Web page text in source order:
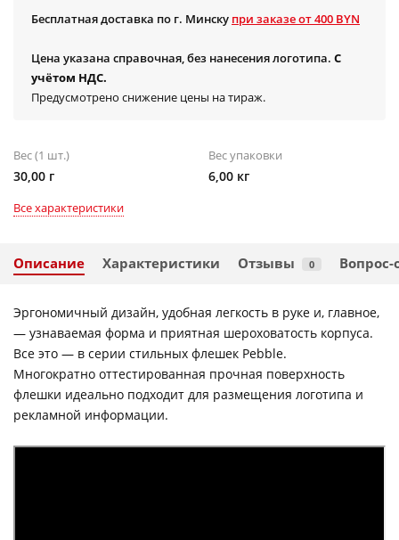
Бесплатная доставка по г. Минску при заказе от 400 BYN
Цена указана справочная, без нанесения логотипа. С
учётом НДС.
Предусмотрено снижение цены на тираж.
Вес (1 шт.)
30,00 г
Вес упаковки
6,00 кг
Все характеристики
Описание Характеристики Отзывы 0 Вопрос-
Эргономичный дизайн, удобная легкость в руке и, главное,
— узнаваемая форма и приятная шероховатость корпуса.
Все это — в серии стильных флешек Pebble.
Многократно оттестированная прочная поверхность
флешки идеально подходит для размещения логотипа и
рекламной информации.